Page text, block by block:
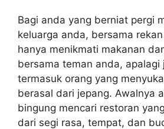
Bagi anda yang berniat pergi
keluarga anda, bersama
hanya menikmati makanan
bersama teman anda, apalagi
termasuk orang yang
berasal dari jepang. Awalnya
bingung mencari restoran
dari segi rasa, tempat, dan